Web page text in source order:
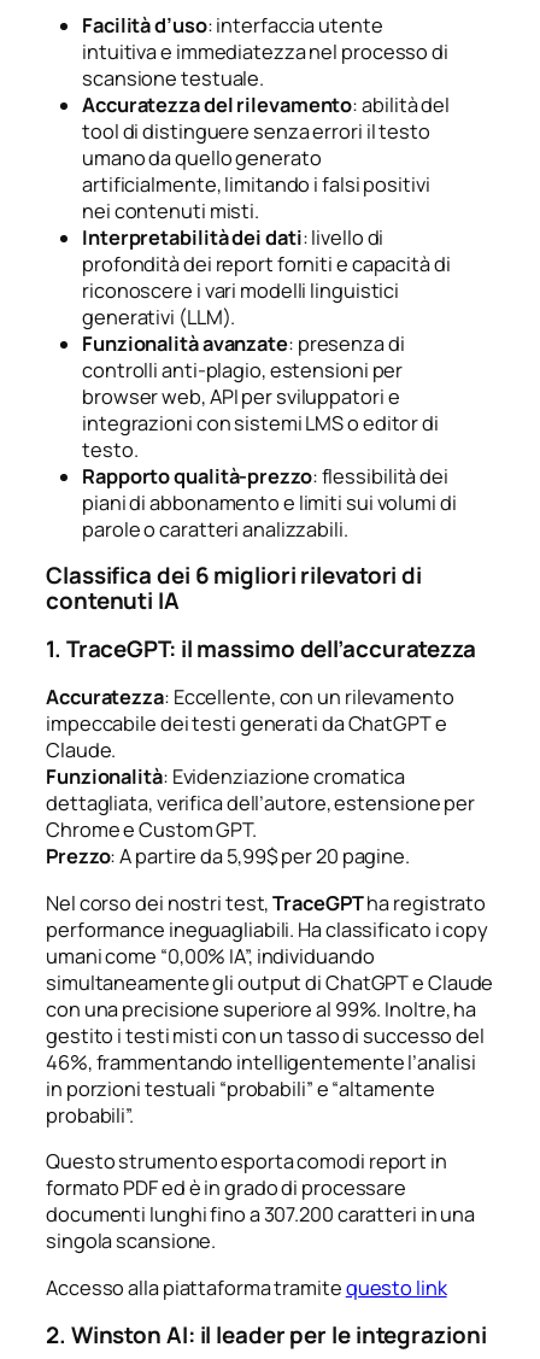
Facilità d’uso: interfaccia utente
intuitiva e immediatezza nel processo di
scansione testuale.
Accuratezza del rilevamento: abilità del
tool di distinguere senza errori il testo
umano da quello generato
artificialmente, limitando i falsi positivi
nei contenuti misti.
Interpretabilità dei dati: livello di
profondità dei report forniti e capacità di
riconoscere i vari modelli linguistici
generativi (LLM).
Funzionalità avanzate: presenza di
controlli anti-plagio, estensioni per
browser web, API per sviluppatori e
integrazioni con sistemi LMS o editor di
testo.
Rapporto qualità-prezzo: flessibilità dei
piani di abbonamento e limiti sui volumi di
parole o caratteri analizzabili.
Classifica dei 6 migliori rilevatori di
contenuti IA
1. TraceGPT: il massimo dell’accuratezza
Accuratezza: Eccellente, con un rilevamento
impeccabile dei testi generati da ChatGPT e
Claude.
Funzionalità: Evidenziazione cromatica
dettagliata, verifica dell’autore, estensione per
Chrome e Custom GPT.
Prezzo: A partire da 5,99$ per 20 pagine.
Nel corso dei nostri test,TraceGPTha registrato
performance ineguagliabili. Ha classificato i copy
umani come “0,00% IA”, individuando
simultaneamente gli output di ChatGPT e Claude
con una precisione superiore al 99%. Inoltre, ha
gestito i testi misti con un tasso di successo del
46%, frammentando intelligentemente l’analisi
in porzioni testuali “probabili” e “altamente
probabili”.
Questo strumento esporta comodi report in
formato PDF ed è in grado di processare
documenti lunghi fino a 307.200 caratteri in una
singola scansione.
Accesso alla piattaforma tramitequesto link
2. Winston AI: il leader per le integrazioni